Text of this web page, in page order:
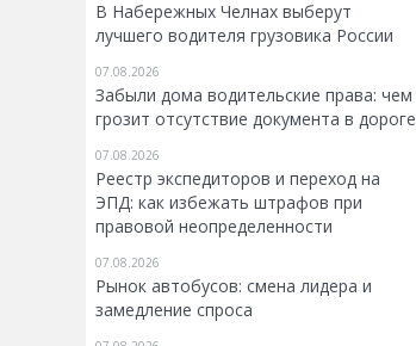
В Набережных Челнах выберут
лучшего водителя грузовика России
07.08.2026
Забыли дома водительские права: чем
грозит отсутствие документа в дороге
07.08.2026
Реестр экспедиторов и переход на
ЭПД: как избежать штрафов при
правовой неопределенности
07.08.2026
Рынок автобусов: смена лидера и
замедление спроса